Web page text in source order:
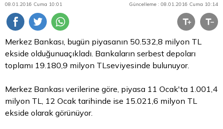
08.01.2016 Cuma 10:01 Güncelleme : 08.01.2016 Cuma 10:14
Merkez Bankası, bugün piyasanın 50.532,8 milyon TL
ekside olduğunuaçıkladı. Bankaların serbest depoları
toplamı 19.180,9 milyon TLseviyesinde bulunuyor.
Merkez Bankası verilerine göre, piyasa 11 Ocak'ta 1.001,4
milyon TL, 12 Ocak tarihinde ise 15.021,6 milyon TL
ekside olarak görünüyor.